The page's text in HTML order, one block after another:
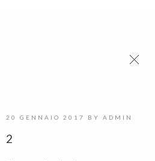
20 GENNAIO 2017 BY ADMIN
2